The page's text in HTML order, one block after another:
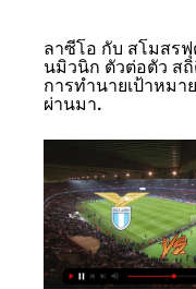
ลาซีโอ กับ สโมสรฟุ
นมิวนิก ตัวต่อตัว สถิ
การทำนายเป้าหมา
ผ่านมา.